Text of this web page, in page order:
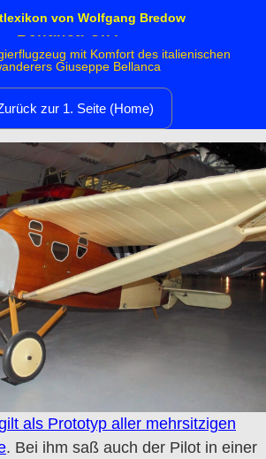
von Wolfgang Bredow
Bellanca C.F.
mit Komfort des italienischen
Giuseppe Bellanca
zur 1. Seite (Home)
als Prototyp aller mehrsitzigen
. Bei ihm saß auch der Pilot in einer